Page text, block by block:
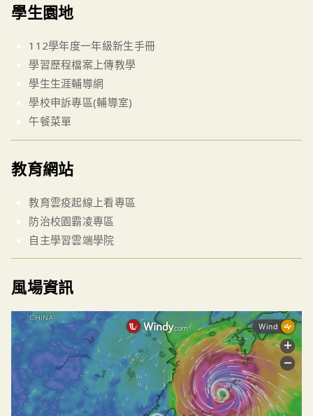
學生園地
112學年度一年級新生手冊
學習歷程檔案上傳教學
學生生涯輔導網
學校申訴專區(輔導室)
午餐菜單
教育網站
教育雲疫起線上看專區
防治校園霸凌專區
自主學習雲端學院
風場資訊